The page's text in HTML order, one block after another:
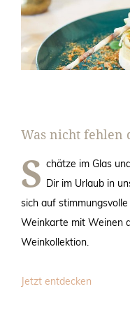
Was nicht fehlen
S chätze im Glas
Dir im Urlaub in
sich auf
Weinkarte mit Weinen
Weinkollektion.
Jetzt entdecken